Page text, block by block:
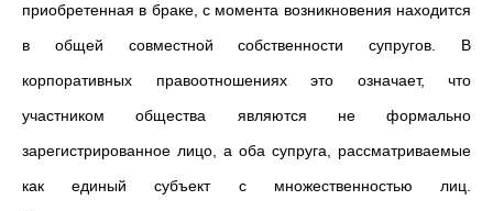
приобретенная в браке, с момента возникновения находится
в общей совместной собственности супругов. В
корпоративных правоотношениях это означает, что
участником общества являются не формально
зарегистрированное лицо, а оба супруга, рассматриваемые
как единый субъект с множественностью лиц.